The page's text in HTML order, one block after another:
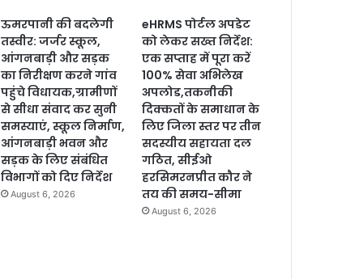
ऊमरपानी की बदलेगी
तस्वीर: जर्जर स्कूल,
आंगनबाड़ी और सड़क
का निरीक्षण करने गांव
पहुंचे विधायक,ग्रामीणों
से सीधा संवाद कर सुनी
समस्याएं, स्कूल निर्माण,
आंगनबाड़ी भवन और
सड़क के लिए संबंधित
विभागों को दिए निर्देश
August 6, 2026
eHRMS पोर्टल अपडेट
को लेकर सख्त निर्देश:
एक सप्ताह में पूरा करें
100% सेवा अभिलेख
अपलोड,तकनीकी
दिक्कतों के समाधान के
लिए जिला स्तर पर तीन
सदस्यीय सहायता दल
गठित, सीईओ
हरसिमरनप्रीत कौर ने
तय की समय-सीमा
August 6, 2026